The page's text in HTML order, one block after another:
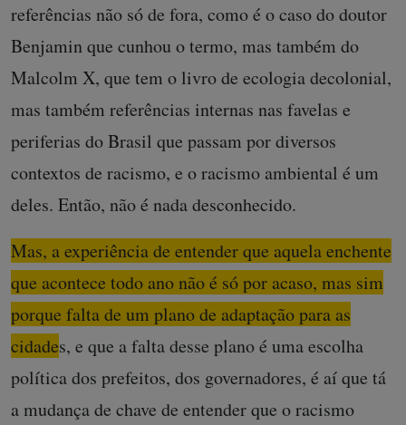
referências não só de fora, como é o caso do doutor
Benjamin que cunhou o termo, mas também do
Malcolm X, que tem o livro de ecologia decolonial,
mas também referências internas nas favelas e
periferias do Brasil que passam por diversos
contextos de racismo, e o racismo ambiental é um
deles. Então, não é nada desconhecido.
Mas, a experiência de entender que aquela enchente
que acontece todo ano não é só por acaso, mas sim
porque falta de um plano de adaptação para as
cidades, e que a falta desse plano é uma escolha
política dos prefeitos, dos governadores, é aí que tá
a mudança de chave de entender que o racismo